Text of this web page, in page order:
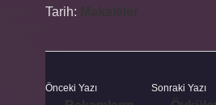
Tarih:
Önceki Yazı Sonraki Yazı